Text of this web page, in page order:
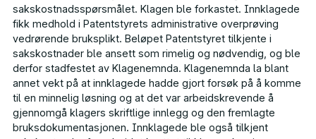
sakskostnadsspørsmålet. Klagen ble forkastet. Innklagede
fikk medhold i Patentstyrets administrative overprøving
vedrørende bruksplikt. Beløpet Patentstyret tilkjente i
sakskostnader ble ansett som rimelig og nødvendig, og ble
derfor stadfestet av Klagenemnda. Klagenemnda la blant
annet vekt på at innklagede hadde gjort forsøk på å komme
til en minnelig løsning og at det var arbeidskrevende å
gjennomgå klagers skriftlige innlegg og den fremlagte
bruksdokumentasjonen. Innklagede ble også tilkjent